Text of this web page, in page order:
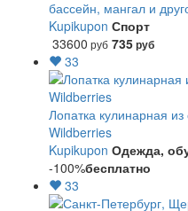
бассейн, мангал и
Kupikupon Спорт
33600 руб 735руб
33
Лопатка кулинарная
Wildberries
Kupikupon Одежда,
-100%бесплатно
33